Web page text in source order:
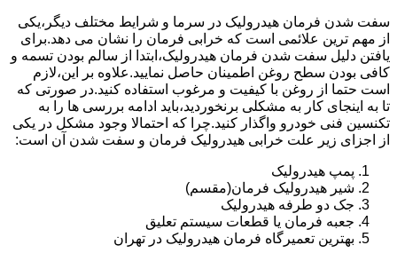
سفت شدن فرمان هیدرولیک در سرما و شرایط مختلف دیگر،یکی
از مهم ترین علائمی است که خرابی فرمان را نشان می دهد.برای
یافتن دلیل سفت شدن فرمان هیدرولیک،ابتدا از سالم بودن تسمه و
کافی بودن سطح روغن اطمینان حاصل نمایید.علاوه بر این،لازم
است حتما از روغن با کیفیت و مرغوب استفاده کنید.در صورتی که
تا به اینجای کار به مشکلی برنخوردید،باید ادامه بررسی ها را به
تکنسین فنی خودرو واگذار کنید.چرا که احتمالا وجود مشکل در یکی
از اجزای زیر علت خرابی هیدرولیک فرمان و سفت شدن آن است:
پمپ هیدرولیک
شیر هیدرولیک فرمان(مقسم)
جک دو طرفه هیدرولیک
جعبه فرمان یا قطعات سیستم تعلیق
بهترین تعمیرگاه فرمان هیدرولیک در تهران